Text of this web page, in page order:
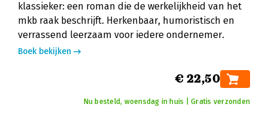
klassieker: een roman die de werkelijkheid van het
mkb raak beschrijft. Herkenbaar, humoristisch en
verrassend leerzaam voor iedere ondernemer.
Boek bekijken
€ 22,50
Nu besteld, woensdag in huis | Gratis verzonden